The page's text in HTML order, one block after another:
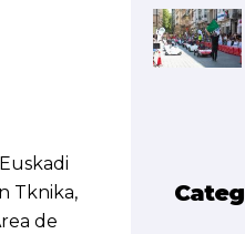
Tknika,
de